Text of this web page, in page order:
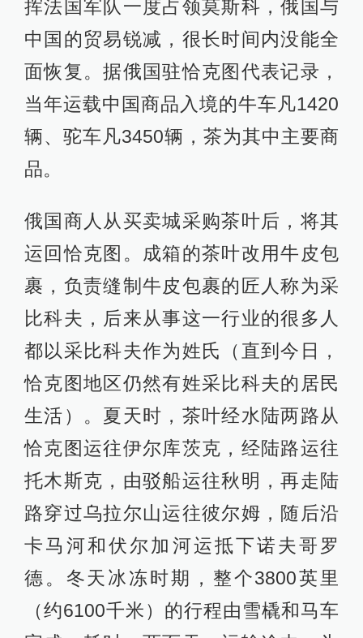
挥法国军队一度占领莫斯科，俄国与
中国的贸易锐减，很长时间内没能全
面恢复。据俄国驻恰克图代表记录，
当年运载中国商品入境的牛车凡1420
辆、驼车凡3450辆，茶为其中主要商
品。
俄国商人从买卖城采购茶叶后，将其
运回恰克图。成箱的茶叶改用牛皮包
裹，负责缝制牛皮包裹的匠人称为采
比科夫，后来从事这一行业的很多人
都以采比科夫作为姓氏（直到今日，
恰克图地区仍然有姓采比科夫的居民
生活）。夏天时，茶叶经水陆两路从
恰克图运往伊尔库茨克，经陆路运往
托木斯克，由驳船运往秋明，再走陆
路穿过乌拉尔山运往彼尔姆，随后沿
卡马河和伏尔加河运抵下诺夫哥罗
德。冬天冰冻时期，整个3800英里
（约6100千米）的行程由雪橇和马车